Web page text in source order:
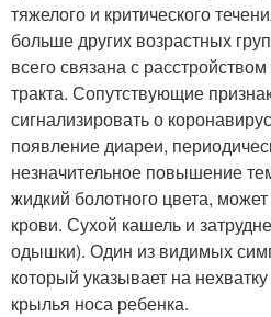
тяжелого и критического
больше других возрастных
всего связана с
тракта. Сопутствующие
сигнализировать о
появление диареи,
незначительное повышение
жидкий болотного цвета,
крови. Сухой кашель и
одышки). Один из видимых
который указывает на
крылья носа ребенка.